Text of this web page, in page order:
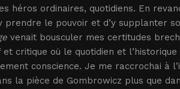
héros ordinaires, quotidiens. En
prendre le pouvoir et d’y supplanter
venait bousculer mes certitudes
critique où le quotidien et
conscience. Je me raccrochai à
la pièce de Gombrowicz plus que